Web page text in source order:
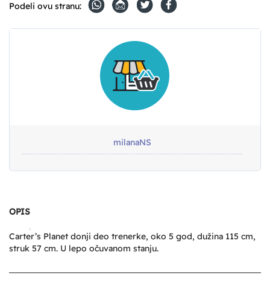
milanaNS
Podeli ovu stranu:
OPIS
Carter’s Planet donji deo trenerke, oko 5 god, dužina 115 cm,
struk 57 cm. U lepo očuvanom stanju.